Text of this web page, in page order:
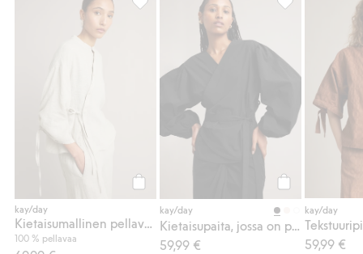
Osta
kay/day
100 % pellavaa
Kietaisumallinen pellavapaita, Lisää
Osta
kay/day
59,99 €
Kietaisupaita,
kay/day
59,99 €